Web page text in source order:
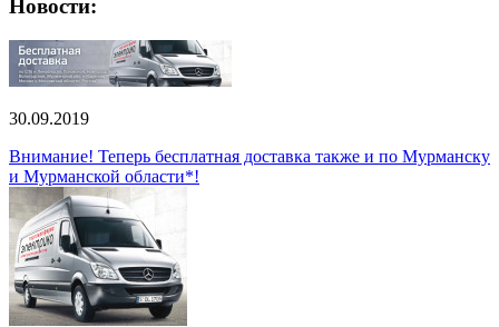
Новости:
30.09.2019
Внимание! Теперь бесплатная доставка также и по Мурманску
и Мурманской области*!